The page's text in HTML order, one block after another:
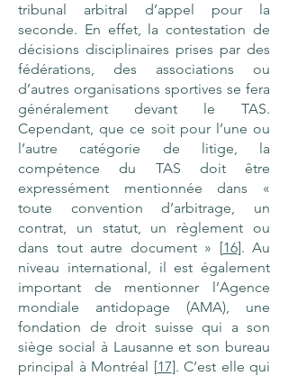
tribunal arbitral d’appel pour la
seconde. En effet, la contestation de
décisions disciplinaires prises par des
fédérations, des associations ou
d’autres organisations sportives se fera
généralement devant le TAS.
Cependant, que ce soit pour l’une ou
l’autre catégorie de litige, la
compétence du TAS doit être
expressément mentionnée dans «
toute convention d’arbitrage, un
contrat, un statut, un règlement ou
dans tout autre document » [16]. Au
niveau international, il est également
important de mentionner l’Agence
mondiale antidopage (AMA), une
fondation de droit suisse qui a son
siège social à Lausanne et son bureau
principal à Montréal [17]. C’est elle qui